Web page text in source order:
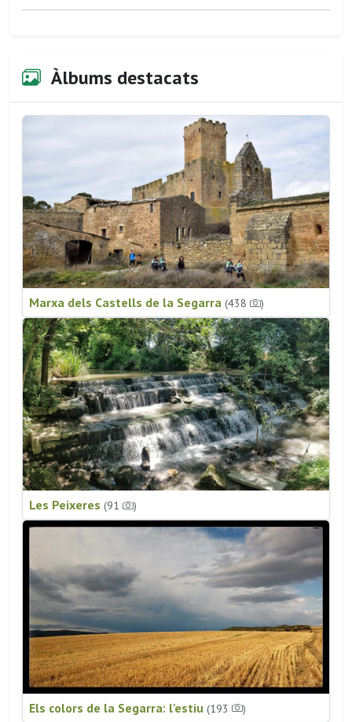
Àlbums destacats
Marxa dels Castells de la Segarra (438 )
Les Peixeres (91 )
Els colors de la Segarra: l'estiu (193 )